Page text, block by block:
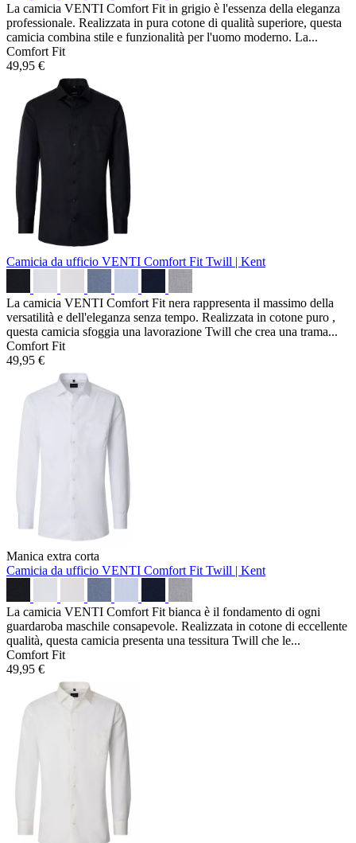
La camicia VENTI Comfort Fit in grigio è l'essenza della eleganza
professionale. Realizzata in pura cotone di qualità superiore, questa
camicia combina stile e funzionalità per l'uomo moderno. La...
Comfort Fit
49,95 €
Camicia da ufficio VENTI Comfort Fit Twill | Kent
La camicia VENTI Comfort Fit nera rappresenta il massimo della
versatilità e dell'eleganza senza tempo. Realizzata in cotone puro ,
questa camicia sfoggia una lavorazione Twill che crea una trama...
Comfort Fit
49,95 €
Manica extra corta
Camicia da ufficio VENTI Comfort Fit Twill | Kent
La camicia VENTI Comfort Fit bianca è il fondamento di ogni
guardaroba maschile consapevole. Realizzata in cotone di eccellente
qualità, questa camicia presenta una tessitura Twill che le...
Comfort Fit
49,95 €